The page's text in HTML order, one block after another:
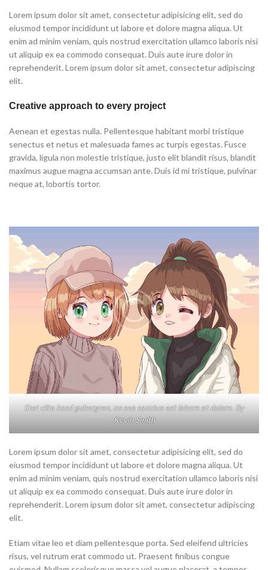
Lorem ipsum dolor sit amet, consectetur adipisicing elit, sed do
eiusmod tempor incididunt ut labore et dolore magna aliqua. Ut
enim ad minim veniam, quis nostrud exercitation ullamco laboris nisi
ut aliquip ex ea commodo consequat. Duis aute irure dolor in
reprehenderit. Lorem ipsum dolor sit amet, consectetur adipiscing
elit.
Creative approach to every project
Aenean et egestas nulla. Pellentesque habitant morbi tristique
senectus et netus et malesuada fames ac turpis egestas. Fusce
gravida, ligula non molestie tristique, justo elit blandit risus, blandit
maximus augue magna accumsan ante. Duis id mi tristique, pulvinar
neque at, lobortis tortor.
Stet clita kasd gubergren, no sea sanctus est labore et dolore. By
Kevin Smith
Lorem ipsum dolor sit amet, consectetur adipisicing elit, sed do
eiusmod tempor incididunt ut labore et dolore magna aliqua. Ut
enim ad minim veniam, quis nostrud exercitation ullamco laboris nisi
ut aliquip ex ea commodo consequat. Duis aute irure dolor in
reprehenderit. Lorem ipsum dolor sit amet, consectetur adipiscing
elit.
Etiam vitae leo et diam pellentesque porta. Sed eleifend ultricies
risus, vel rutrum erat commodo ut. Praesent finibus congue